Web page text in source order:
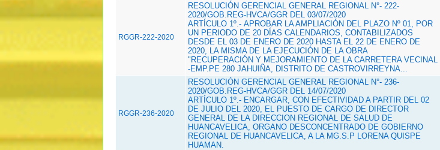
RGGR-222-2020
RESOLUCIÓN GERENCIAL GENERAL REGIONAL N°- 222-
2020/GOB.REG-HVCA/GGR DEL 03/07/2020
ARTÍCULO 1º.- APROBAR LA AMPLIACIÓN DEL PLAZO Nº 01, POR
UN PERIODO DE 20 DÍAS CALENDARIOS, CONTABILIZADOS
DESDE EL 03 DE ENERO DE 2020 HASTA EL 22 DE ENERO DE
2020, LA MISMA DE LA EJECUCIÓN DE LA OBRA
"RECUPERACIÓN Y MEJORAMIENTO DE LA CARRETERA VECINAL
-EMP.PE 280 JAHUIÑA, DISTRITO DE CASTROVIRREYNA...
RGGR-236-2020
RESOLUCIÓN GERENCIAL GENERAL REGIONAL N°- 236-
2020/GOB.REG-HVCA/GGR DEL 14/07/2020
ARTÍCULO 1º.- ENCARGAR, CON EFECTIVIDAD A PARTIR DEL 02
DE JULIO DEL 2020, EL PUESTO DE CARGO DE DIRECTOR
GENERAL DE LA DIRECCION REGIONAL DE SALUD DE
HUANCAVELICA, ORGANO DESCONCENTRADO DE GOBIERNO
REGIONAL DE HUANCAVELICA, A LA MG.S.P LORENA QUISPE
HUAMAN.